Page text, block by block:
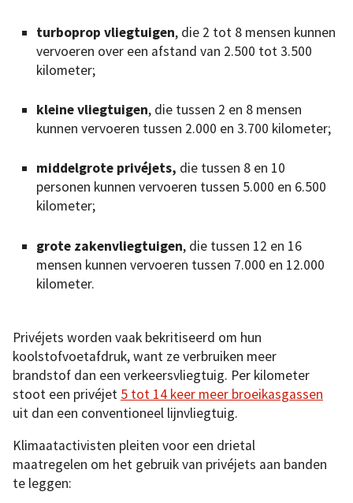
turboprop vliegtuigen, die 2 tot 8 mensen kunnen
vervoeren over een afstand van 2.500 tot 3.500
kilometer;
kleine vliegtuigen, die tussen 2 en 8 mensen
kunnen vervoeren tussen 2.000 en 3.700 kilometer;
middelgrote privéjets, die tussen 8 en 10
personen kunnen vervoeren tussen 5.000 en 6.500
kilometer;
grote zakenvliegtuigen, die tussen 12 en 16
mensen kunnen vervoeren tussen 7.000 en 12.000
kilometer.
Privéjets worden vaak bekritiseerd om hun
koolstofvoetafdruk, want ze verbruiken meer
brandstof dan een verkeersvliegtuig. Per kilometer
stoot een privéjet 5 tot 14 keer meer broeikasgassen
uit dan een conventioneel lijnvliegtuig.
Klimaatactivisten pleiten voor een drietal
maatregelen om het gebruik van privéjets aan banden
te leggen: